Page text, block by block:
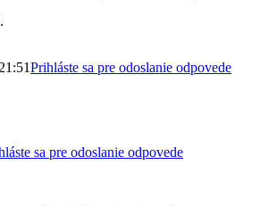
Prihláste sa pre odoslanie odpovede
sa pre odoslanie odpovede